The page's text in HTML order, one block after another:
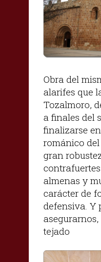
Obra del
alarifes que
Tozalmoro,
a finales del
finalizarse
románico del
gran
almenas y
carácter de
defensiva. Y
tejado